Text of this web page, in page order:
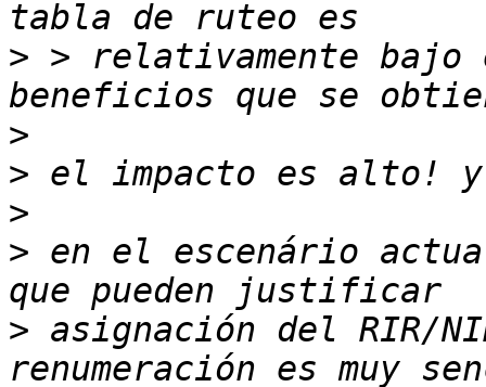
> > relativamente bajo
>
>
>
> en el escenário
> asignación del RIR/